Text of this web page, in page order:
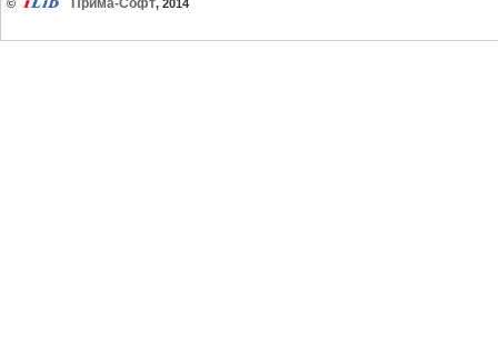
© Прима-Софт, 2014